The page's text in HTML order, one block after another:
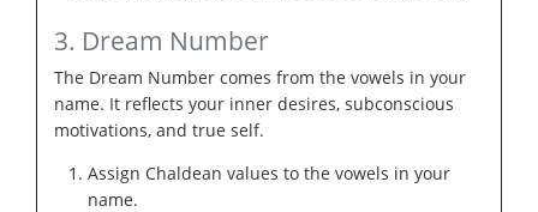
3. Dream Number
The Dream Number comes from the vowels in your
name. It reflects your inner desires, subconscious
motivations, and true self.
Assign Chaldean values to the vowels in your
name.